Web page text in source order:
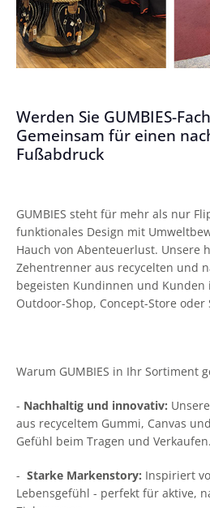
Werden Sie GUMBIES-
Gemeinsam für einen
Fußabdruck
GUMBIES steht für mehr als nur
funktionales Design mit
Hauch von Abenteuerlust. Unsere
Zehentrenner aus recycelten und
begeisten Kundinnen und Kunden
Outdoor-Shop, Concept-Store
Warum GUMBIES in Ihr Sortiment
- Nachhaltig und innovativ:
aus recyceltem Gummi, Canvas
Gefühl beim Tragen und Verkaufen.
- Starke Markenstory: Inspiriert
Lebensgefühl - perfekt für aktive,